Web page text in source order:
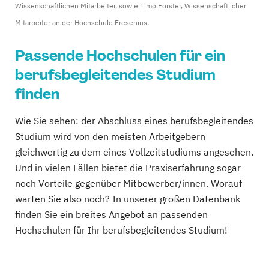
Wissenschaftlichen Mitarbeiter, sowie Timo Förster, Wissenschaftlicher
Mitarbeiter an der Hochschule Fresenius.
Passende Hochschulen für ein
berufsbegleitendes Studium
finden
Wie Sie sehen: der Abschluss eines berufsbegleitendes
Studium wird von den meisten Arbeitgebern
gleichwertig zu dem eines Vollzeitstudiums angesehen.
Und in vielen Fällen bietet die Praxiserfahrung sogar
noch Vorteile gegenüber Mitbewerber/innen. Worauf
warten Sie also noch? In unserer großen Datenbank
finden Sie ein breites Angebot an passenden
Hochschulen für Ihr berufsbegleitendes Studium!